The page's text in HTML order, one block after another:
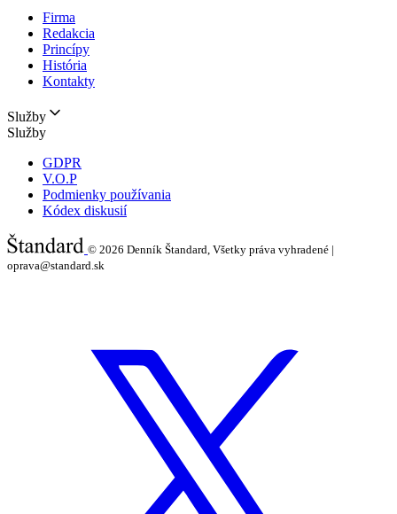
Firma
Redakcia
Princípy
História
Kontakty
Služby
Služby
GDPR
V.O.P
Podmienky používania
Kódex diskusií
© 2026 Denník Štandard, Všetky práva vyhradené |
oprava@standard.sk